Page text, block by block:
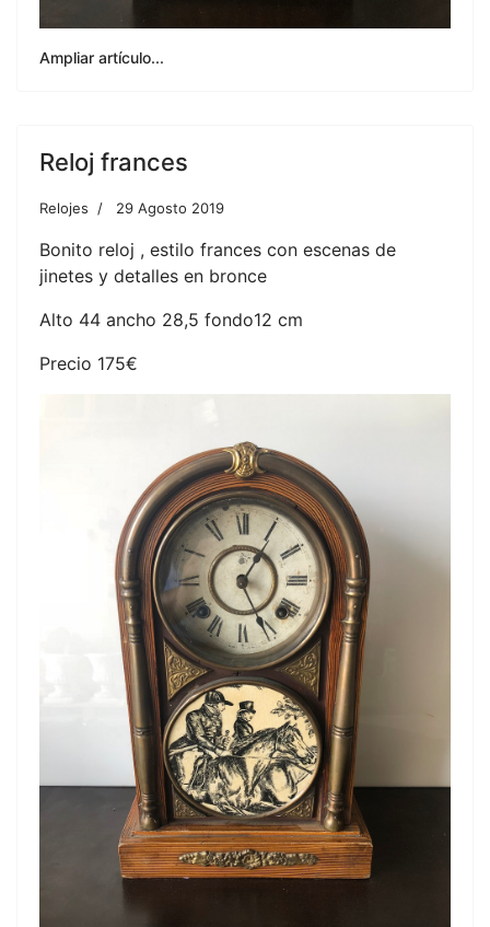
Ampliar artículo...
Reloj frances
Relojes 29 Agosto 2019
Bonito reloj , estilo frances con escenas de
jinetes y detalles en bronce
Alto 44 ancho 28,5 fondo12 cm
Precio 175€